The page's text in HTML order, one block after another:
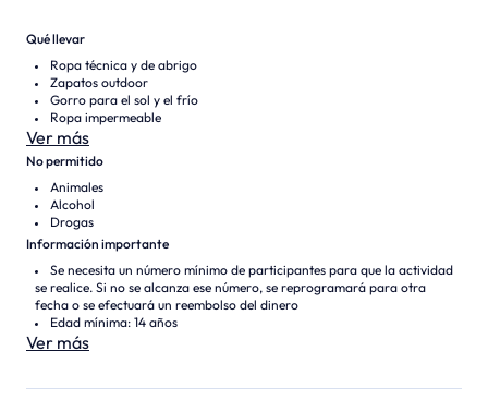
Qué llevar
Ropa técnica y de abrigo
Zapatos outdoor
Gorro para el sol y el frío
Ropa impermeable
Ver más
No permitido
Animales
Alcohol
Drogas
Información importante
Se necesita un número mínimo de participantes para que la actividad
se realice. Si no se alcanza ese número, se reprogramará para otra
fecha o se efectuará un reembolso del dinero
Edad mínima: 14 años
Ver más